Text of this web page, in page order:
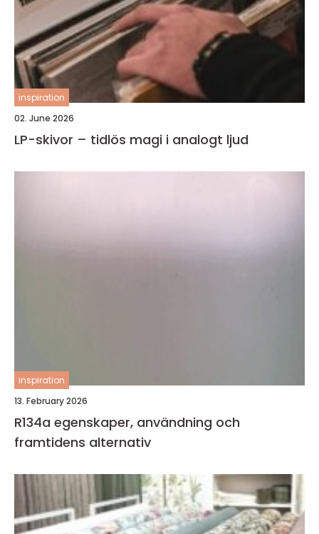
inspiration
02. June 2026
LP-skivor – tidlös magi i analogt ljud
inspiration
13. February 2026
R134a egenskaper, användning och
framtidens alternativ